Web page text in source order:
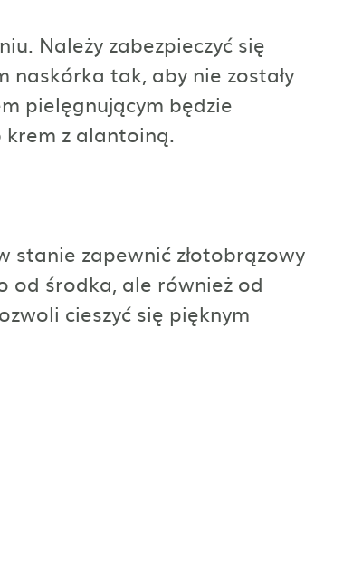
Należy zabezpieczyć się
naskórka tak, aby nie zostały
pielęgnującym będzie
z alantoiną.
stanie zapewnić złotobrązowy
od środka, ale również od
cieszyć się pięknym